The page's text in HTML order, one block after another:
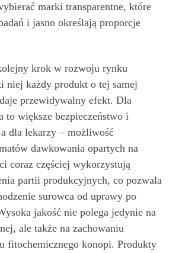
marki transparentne, które
i jasno określają proporcje
krok w rozwoju rynku
niej każdy produkt o tej samej
przewidywalny efekt. Dla
to większe bezpieczeństwo i
dla lekarzy – możliwość
dawkowania opartych na
coraz częściej wykorzystują
partii produkcyjnych, co pozwala
surowca od uprawy po
jakość nie polega jedynie na
ale także na zachowaniu
fitochemicznego konopi. Produkty